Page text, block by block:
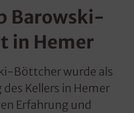
Barowski-
in Hemer
Böttcher wurde als
Kellers in Hemer
Erfahrung und